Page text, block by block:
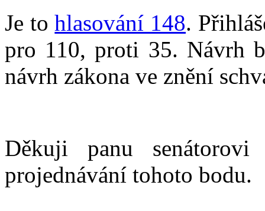
Je tohlasování 148.
pro 110, proti 35. Návrh
návrh zákona ve znění
Děkuji panu
projednávání tohoto bodu.